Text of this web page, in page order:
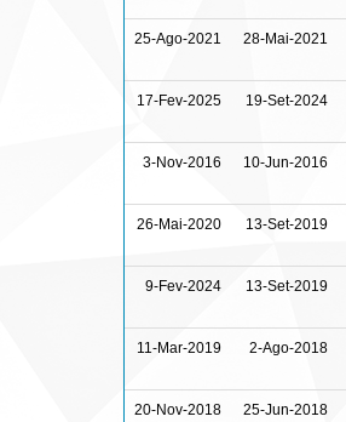
25-Ago-2021 28-Mai-2021
17-Fev-2025 19-Set-2024
3-Nov-2016 10-Jun-2016
26-Mai-2020 13-Set-2019
9-Fev-2024 13-Set-2019
11-Mar-2019 2-Ago-2018
20-Nov-2018 25-Jun-2018